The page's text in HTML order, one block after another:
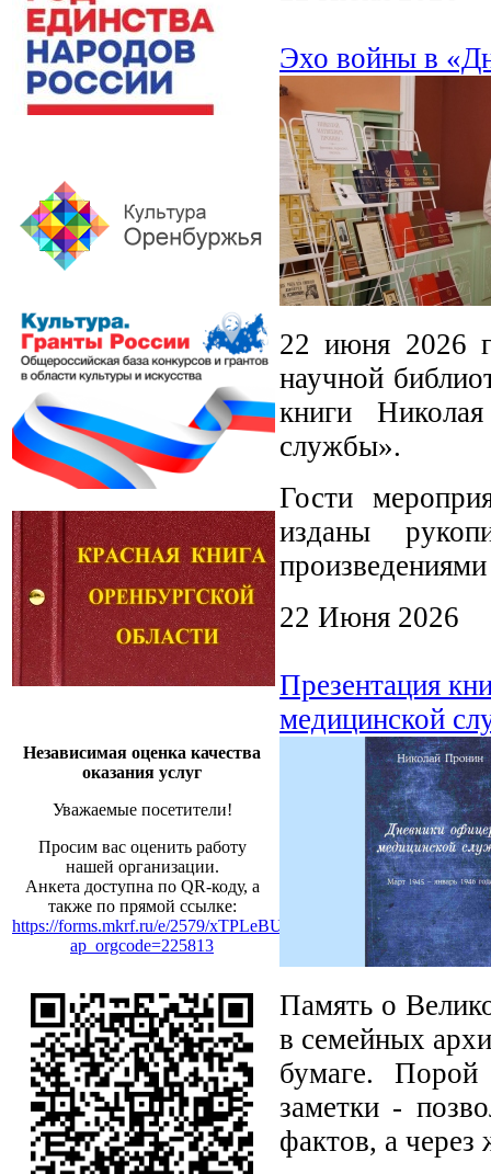
Независимая оценка качества
оказания услуг
Уважаемые посетители!
Просим вас оценить работу
нашей организации.
Анкета доступна по QR-коду, а
также по прямой ссылке:
https://forms.mkrf.ru/e/2579/xTPLeBU7/?
ap_orgcode=225813
Эхо войны в
22 июня 2026
научной
книги
службы».
Гости
изданы
22 Июня 2026
Презентация
медицинской
Память о
в семейных
бумаге.
заметки -
фактов, а